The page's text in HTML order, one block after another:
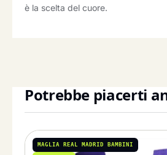
è la scelta del cuore.
Potrebbe piacerti
MAGLIA REAL MADRID BAMBINI